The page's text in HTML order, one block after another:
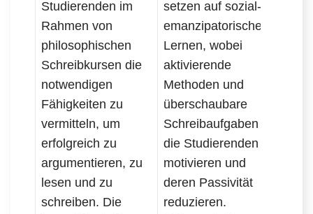
Studierenden im
Rahmen von
philosophischen
Schreibkursen die
notwendigen
Fähigkeiten zu
vermitteln, um
erfolgreich zu
argumentieren, zu
lesen und zu
schreiben. Die
setzen auf sozial-
emanzipatorisches
Lernen, wobei
aktivierende
Methoden und
überschaubare
Schreibaufgaben
die Studierenden
motivieren und
deren Passivität
reduzieren.